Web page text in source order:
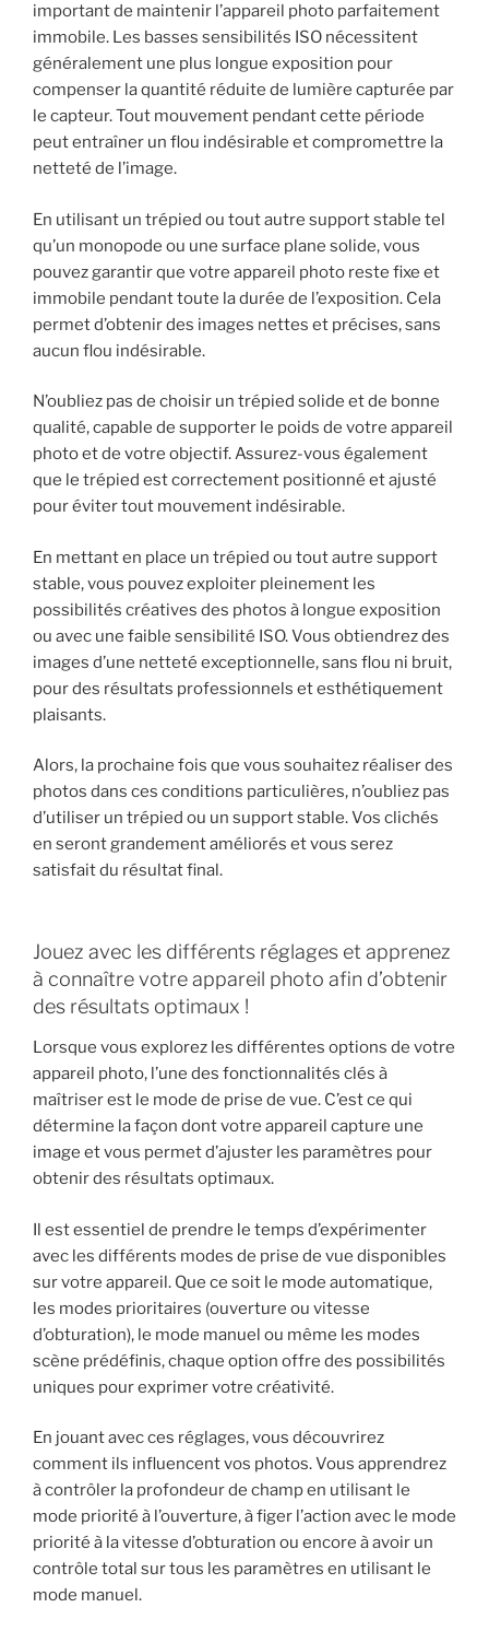
important de maintenir l’appareil photo parfaitement
immobile. Les basses sensibilités ISO nécessitent
généralement une plus longue exposition pour
compenser la quantité réduite de lumière capturée par
le capteur. Tout mouvement pendant cette période
peut entraîner un flou indésirable et compromettre la
netteté de l’image.
En utilisant un trépied ou tout autre support stable tel
qu’un monopode ou une surface plane solide, vous
pouvez garantir que votre appareil photo reste fixe et
immobile pendant toute la durée de l’exposition. Cela
permet d’obtenir des images nettes et précises, sans
aucun flou indésirable.
N’oubliez pas de choisir un trépied solide et de bonne
qualité, capable de supporter le poids de votre appareil
photo et de votre objectif. Assurez-vous également
que le trépied est correctement positionné et ajusté
pour éviter tout mouvement indésirable.
En mettant en place un trépied ou tout autre support
stable, vous pouvez exploiter pleinement les
possibilités créatives des photos à longue exposition
ou avec une faible sensibilité ISO. Vous obtiendrez des
images d’une netteté exceptionnelle, sans flou ni bruit,
pour des résultats professionnels et esthétiquement
plaisants.
Alors, la prochaine fois que vous souhaitez réaliser des
photos dans ces conditions particulières, n’oubliez pas
d’utiliser un trépied ou un support stable. Vos clichés
en seront grandement améliorés et vous serez
satisfait du résultat final.
Jouez avec les différents réglages et apprenez
à connaître votre appareil photo afin d’obtenir
des résultats optimaux !
Lorsque vous explorez les différentes options de votre
appareil photo, l’une des fonctionnalités clés à
maîtriser est le mode de prise de vue. C’est ce qui
détermine la façon dont votre appareil capture une
image et vous permet d’ajuster les paramètres pour
obtenir des résultats optimaux.
Il est essentiel de prendre le temps d’expérimenter
avec les différents modes de prise de vue disponibles
sur votre appareil. Que ce soit le mode automatique,
les modes prioritaires (ouverture ou vitesse
d’obturation), le mode manuel ou même les modes
scène prédéfinis, chaque option offre des possibilités
uniques pour exprimer votre créativité.
En jouant avec ces réglages, vous découvrirez
comment ils influencent vos photos. Vous apprendrez
à contrôler la profondeur de champ en utilisant le
mode priorité à l’ouverture, à figer l’action avec le mode
priorité à la vitesse d’obturation ou encore à avoir un
contrôle total sur tous les paramètres en utilisant le
mode manuel.